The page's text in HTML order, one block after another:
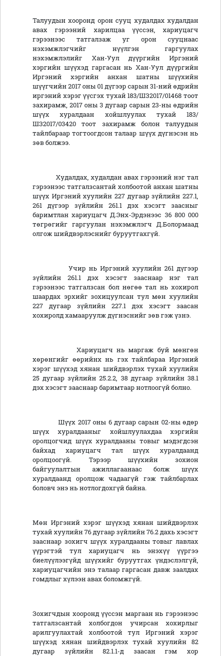
Талуудын хооронд орон сууц худалдах худалдан
авах гэрээний харилцаа үүссэн, хариуцагч
гэрээнээс татгалзаж уг орон сууцнаас
нэхэмжлэгчийг нүүлгэн гаргуулах
нэхэмжлэлийг Хан-Уул дүүргийн Иргэний
хэргийн шүүхэд гаргасан нь Хан-Уул дүүргийн
Иргэний хэргийн анхан шатны шүүхийн
шүүгчийн 2017 оны 01 дүгээр сарын 31-ний өдрийн
иргэний хэрэг үүсгэх тухай 183/ШЗ2017/01468 тоот
захирамж, 2017 оны 3 дугаар сарын 23-ны өдрийн
шүүх хуралдаан хойшлуулах тухай 183/
ШЗ2017/03420 тоот захирамж болон талуудын
тайлбараар тогтоогдсон талаар шүүх дүгнэсэн нь
зөв болжээ.
Худалдах, худалдан авах гэрээний нэг тал
гэрээнээс татгалзсантай холбоотой анхан шатны
шүүх Иргэний хуулийн 227 дугаар зүйлийн 227.1,
261 дүгээр зүйлийн 261.1 дэх хэсэгт заасныг
баримтлан хариуцагч Д.Энх-Эрдэнээс 36 800 000
төгрөгийг гаргуулан нэхэмжлэгч Д.Болормаад
олгож шийдвэрлэснийг буруутгахгүй.
Учир нь Иргэний хуулийн 261 дүгээр
зүйлийн 261.1 дэх хэсэгт зааснаар нэг тал
гэрээнээс татгалзсан бол нөгөө тал нь хохирол
шаардах эрхийг зохицуулсан тул мөн хуулийн
227 дугаар зүйлийн 227.1 дэх хэсэгт заасан
хохиролд хамааруулж дүгнэснийг зөв гэж үзнэ.
Хариуцагч нь маргаж буй мөнгөн
хөрөнгийг өөрийнх нь гэх тайлбараа Иргэний
хэрэг шүүхэд хянан шийдвэрлэх тухай хуулийн
25 дугаар зүйлийн 25.2.2, 38 дугаар зүйлийн 38.1
дэх хэсэгт зааснаар баримтаар нотлоогүй болно.
Шүүх 2017 оны 6 дугаар сарын 02-ны өдөр
шүүх хуралдааныг хойшлуулахдаа хэргийн
оролцогчид шүүх хуралдааны товыг мэдэгдсэн
байхад хариуцагч тал шүүх хуралдаанд
оролцоогүй. Тэрээр шүүхийн зохион
байгуулалтын ажиллагаанаас болж шүүх
хуралдаанд оролцож чадаагүй гэж тайлбарлах
боловч энэ нь нотлогдохгүй байна.
Мөн Иргэний хэрэг шүүхэд хянан шийдвэрлэх
тухай хуулийн 76 дугаар зүйлийн 76.2 дахь хэсэгт
зааснаар зохигч шүүх хуралдааны товыг лавлах
үүрэгтэй тул хариуцагч нь энэхүү үүргээ
биелүүлээгүйд шүүхийг буруутгах үндэслэлгүй,
хариуцагчийн энэ талаар гаргасан давж заалдах
гомдлыг хүлээн авах боломжгүй.
Зохигчдын хооронд үүссэн маргаан нь гэрээнээс
татгалзсантай холбогдон учирсан хохирлыг
арилгуулахтай холбоотой тул Иргэний хэрэг
шүүхэд хянан шийдвэрлэх тухай хуулийн 82
дугаар зүйлийн 82.1.1-д заасан гэм хор